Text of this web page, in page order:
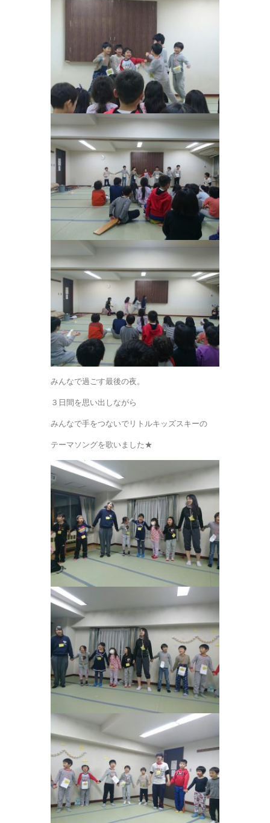
みんなで過ごす最後の夜。
３日間を思い出しながら
みんなで手をつないでリトルキッズスキーの
テーマソングを歌いました★